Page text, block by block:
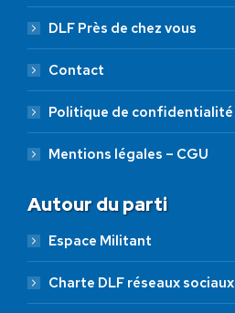
DLF Près de chez vous
Contact
Politique de confidentialité
Mentions légales – CGU
Autour du parti
Espace Militant
Charte DLF réseaux sociaux